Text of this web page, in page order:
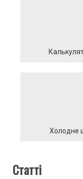
Холодне
Статті